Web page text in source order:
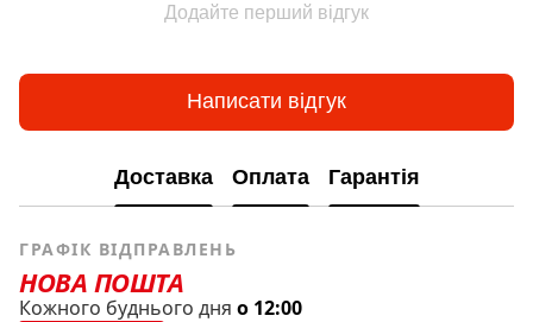
Додайте перший відгук
Написати відгук
Доставка Оплата Гарантія
ГРАФІК ВІДПРАВЛЕНЬ
НОВА ПОШТА
Кожного буднього дня о 12:00